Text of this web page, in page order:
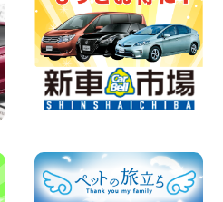
イブは安全第一!交通事故に
い 新潟県 佐渡空港店
100円レンタカー 佐渡空港
2026年08月07日
行を守るために!安全運転の
県 両津店
100円レンタカー 両津
新入荷!!中川かの里店!! 愛知
里店
100円レンタカー 中川かの里
2026年08月07日